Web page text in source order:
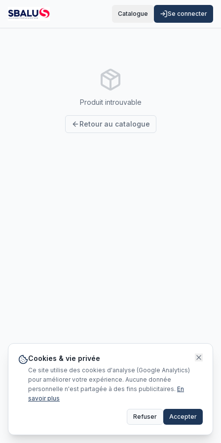
Catalogue Se connecter
Produit introuvable
Retour au catalogue
Cookies & vie privée
Ce site utilise des cookies d'analyse (Google Analytics)
pour améliorer votre expérience. Aucune donnée
personnelle n'est partagée à des fins publicitaires. En
savoir plus
Refuser Accepter